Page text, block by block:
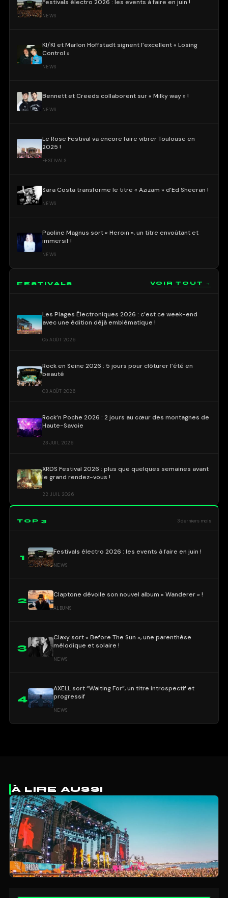
Festivals électro 2026 : les events à faire en juin !
NEWS
KI/KI et Marlon Hoffstadt signent l’excellent « Losing
Control »
NEWS
Bennett et Creeds collaborent sur « Milky way » !
NEWS
Le Rose Festival va encore faire vibrer Toulouse en
2025 !
FESTIVALS
Sara Costa transforme le titre « Azizam » d’Ed Sheeran !
NEWS
Paoline Magnus sort « Heroin », un titre envoûtant et
immersif !
NEWS
FESTIVALS VOIR TOUT →
Les Plages Électroniques 2026 : c’est ce week-end
avec une édition déjà emblématique !
05 AOÛT 2026
Rock en Seine 2026 : 5 jours pour clôturer l’été en
beauté
03 AOÛT 2026
Rock’n Poche 2026 : 2 jours au cœur des montagnes de
Haute-Savoie
23 JUIL 2026
XRDS Festival 2026 : plus que quelques semaines avant
le grand rendez-vous !
22 JUIL 2026
TOP 3 3 derniers mois
1
Festivals électro 2026 : les events à faire en juin !
NEWS
2
Claptone dévoile son nouvel album « Wanderer » !
ALBUMS
3
Claxy sort « Before The Sun », une parenthèse
mélodique et solaire !
NEWS
4
AXELL sort “Waiting For”, un titre introspectif et
progressif
NEWS
À LIRE AUSSI